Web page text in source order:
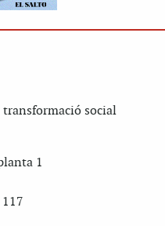
social
1